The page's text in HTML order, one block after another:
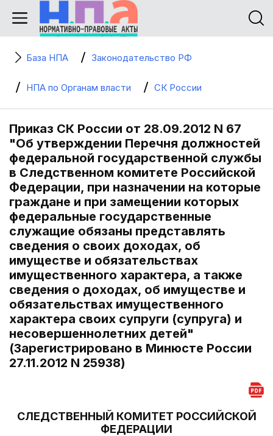
База НПА Законодательство РФ
НПА по Органам власти СК России
Приказ СК России от 28.09.2012 N 67
"Об утверждении Перечня должностей
федеральной государственной службы
в Следственном комитете Российской
Федерации, при назначении на которые
граждане и при замещении которых
федеральные государственные
служащие обязаны представлять
сведения о своих доходах, об
имуществе и обязательствах
имущественного характера, а также
сведения о доходах, об имуществе и
обязательствах имущественного
характера своих супруги (супруга) и
несовершеннолетних детей"
(Зарегистрировано в Минюсте России
27.11.2012 N 25938)
СЛЕДСТВЕННЫЙ КОМИТЕТ РОССИЙСКОЙ
ФЕДЕРАЦИИ